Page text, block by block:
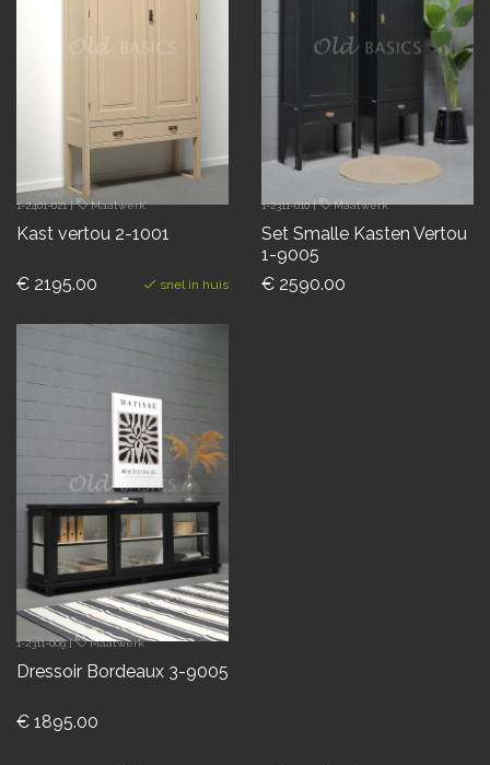
1-2401-021| Maatwerk
Kast vertou 2-1001
€ 2195.00 snel in huis
1-2311-010| Maatwerk
Set Smalle Kasten Vertou
1-9005
€ 2590.00
1-2311-009| Maatwerk
Dressoir Bordeaux 3-9005
€ 1895.00